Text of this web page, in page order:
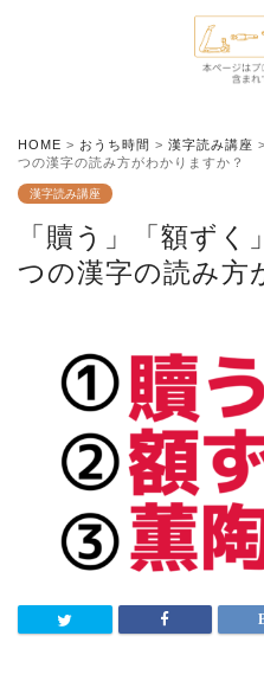
HOME > おうち時間 > 漢字読み講座 >
つの漢字の読み方がわかりますか？
漢字読み講座
「贖う」「額ず
つの漢字の読み方